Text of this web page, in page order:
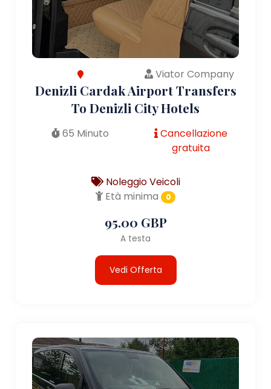
Viator Company
Denizli Cardak Airport Transfers
To Denizli City Hotels
65 Minuto
Cancellazione
gratuita
Noleggio Veicoli
Età minima
0
95.00 GBP
A testa
Vedi Offerta